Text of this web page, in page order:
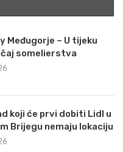
Međugorje – U tijeku
somelierstva
koji će prvi dobiti Lidl u
Brijegu nemaju lokaciju